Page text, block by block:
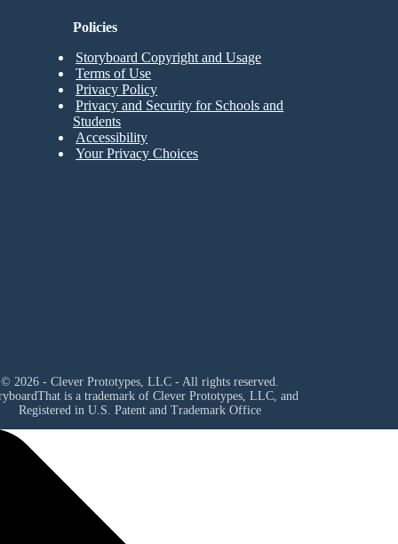
Policies
Storyboard Copyright and Usage
Terms of Use
Privacy Policy
Privacy and Security for Schools and
Students
Accessibility
Your Privacy Choices
© 2026 - Clever Prototypes, LLC - All rights reserved.
is a trademark of Clever Prototypes, LLC, and
Registered in U.S. Patent and Trademark Office